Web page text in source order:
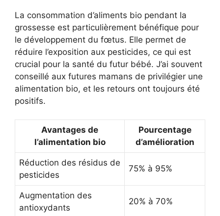
La consommation d’aliments bio pendant la
grossesse est particulièrement bénéfique pour
le développement du fœtus. Elle permet de
réduire l’exposition aux pesticides, ce qui est
crucial pour la santé du futur bébé. J’ai souvent
conseillé aux futures mamans de privilégier une
alimentation bio, et les retours ont toujours été
positifs.
Avantages de
l’alimentation bio
Pourcentage
d’amélioration
Réduction des résidus de
pesticides
75% à 95%
Augmentation des
antioxydants
20% à 70%